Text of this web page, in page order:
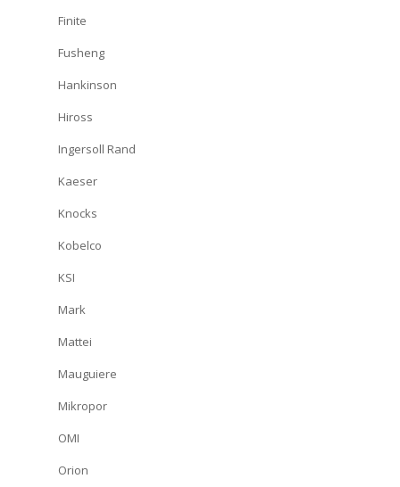
Finite
Fusheng
Hankinson
Hiross
Ingersoll Rand
Kaeser
Knocks
Kobelco
KSI
Mark
Mattei
Mauguiere
Mikropor
OMI
Orion